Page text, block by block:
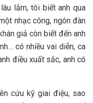
lắm, tôi biết anh qua
nhạc công, ngón đàn
giả còn biết đến anh
có nhiều vai diễn, ca
điều xuất sắc, anh có
cứu kỹ giai điệu, sao